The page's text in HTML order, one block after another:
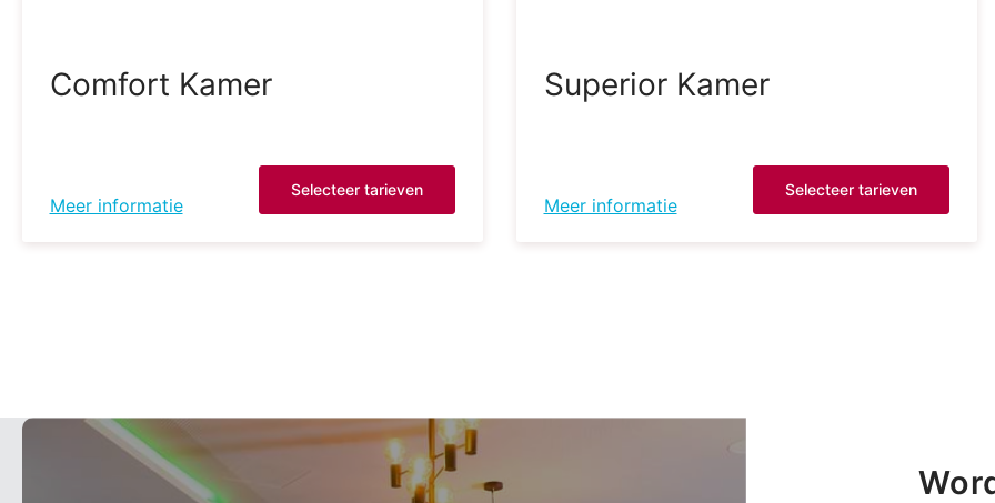
Comfort Kamer
Meer informatie
Selecteer tarieven
Superior Kamer
Meer informatie
Selecteer tarieven